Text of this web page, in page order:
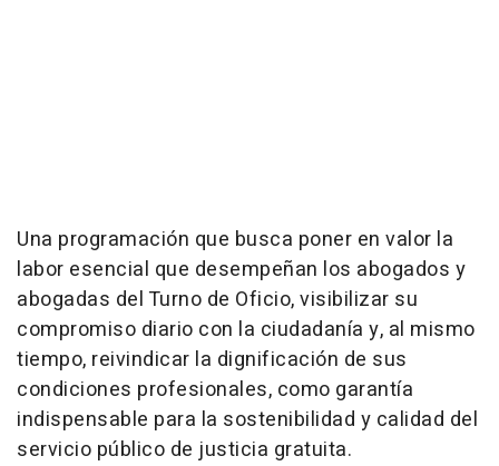
Una programación que busca poner en valor la
labor esencial que desempeñan los abogados y
abogadas del Turno de Oficio, visibilizar su
compromiso diario con la ciudadanía y, al mismo
tiempo, reivindicar la dignificación de sus
condiciones profesionales, como garantía
indispensable para la sostenibilidad y calidad del
servicio público de justicia gratuita.